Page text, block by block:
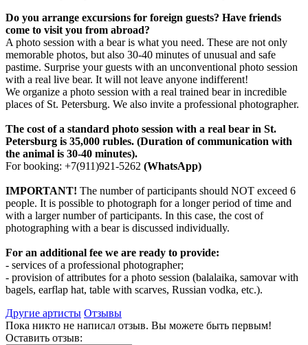
Do you arrange excursions for foreign guests? Have friends
come to visit you from abroad?
A photo session with a bear is what you need. These are not only
memorable photos, but also 30-40 minutes of unusual and safe
pastime. Surprise your guests with an unconventional photo session
with a real live bear. It will not leave anyone indifferent!
We organize a photo session with a real trained bear in incredible
places of St. Petersburg. We also invite a professional photographer.
The cost of a standard photo session with a real bear in St.
Petersburg is 35,000 rubles. (Duration of communication with
the animal is 30-40 minutes).
For booking: +7(911)921-5262 (WhatsApp)
IMPORTANT! The number of participants should NOT exceed 6
people. It is possible to photograph for a longer period of time and
with a larger number of participants. In this case, the cost of
photographing with a bear is discussed individually.
For an additional fee we are ready to provide:
- services of a professional photographer;
- provision of attributes for a photo session (balalaika, samovar with
bagels, earflap hat, table with scarves, Russian vodka, etc.).
Другие артисты Отзывы
Пока никто не написал отзыв. Вы можете быть первым!
Оставить отзыв: